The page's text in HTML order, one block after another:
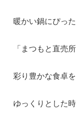
暖かい鍋にぴっ
「まつもと直売
彩り豊かな食卓
ゆっくりとした